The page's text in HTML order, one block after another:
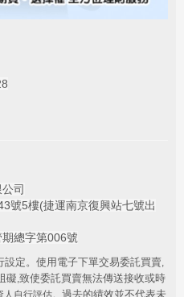
司
號5樓(捷運南京復興站七號出
總字第006號
定。使用電子下單交易委託買賣
礙 致使委託買賣無法傳送接收或時
自行評估。 過去的績效並不代表未